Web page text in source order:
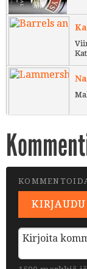
KIRJAUDU